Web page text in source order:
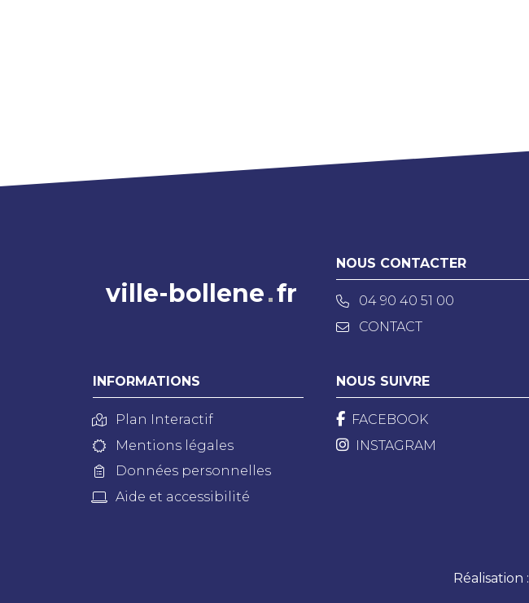
ville-bollene fr
NOUS CONTACTER
04 90 40 51 00
CONTACT
INFORMATIONS
Plan Interactif
Mentions légales
Données personnelles
Aide et accessibilité
NOUS SUIVRE
FACEBOOK
INSTAGRAM
Réalisation :